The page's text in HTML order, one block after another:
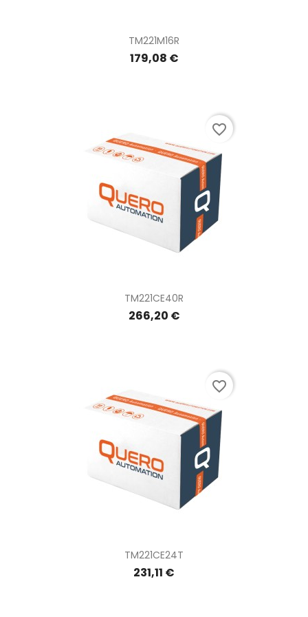
TM221M16R
179,08 €
TM221CE40R
266,20 €
favorite_border
TM221CE24T
231,11 €
favorite_border